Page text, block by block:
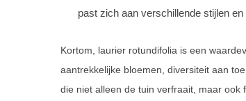
past zich aan verschillende stijlen en
Kortom, laurier rotundifolia is een
aantrekkelijke bloemen, diversiteit aan
die niet alleen de tuin verfraait, maar ook